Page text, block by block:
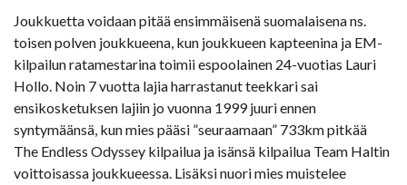
Joukkuetta voidaan pitää ensimmäisenä suomalaisena ns.
toisen polven joukkueena, kun joukkueen kapteenina ja EM-
kilpailun ratamestarina toimii espoolainen 24-vuotias Lauri
Hollo. Noin 7 vuotta lajia harrastanut teekkari sai
ensikosketuksen lajiin jo vuonna 1999 juuri ennen
syntymäänsä, kun mies pääsi ”seuraamaan” 733km pitkää
The Endless Odyssey kilpailua ja isänsä kilpailua Team Haltin
voittoisassa joukkueessa. Lisäksi nuori mies muistelee